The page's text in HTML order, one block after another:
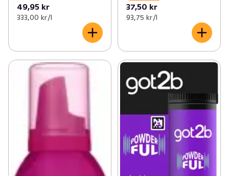
49,95 kr
333,00 kr /l
37,50 kr
93,75 kr /l